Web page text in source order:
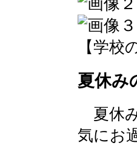
【学校
夏休
夏休
気にお